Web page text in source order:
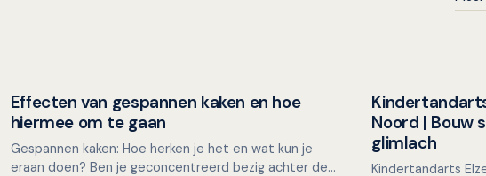
Mondgezondheid in relatie tot algehele gezondheid
Effecten van gespannen kaken en hoe
hiermee om te gaan
Gespannen kaken: Hoe herken je het en wat kun je
eraan doen? Ben je geconcentreerd bezig achter de
Overig nieuws
Noord | Bouw
glimlach
Kindertandarts